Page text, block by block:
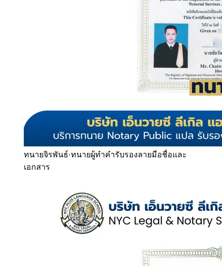
ทนายจิรพันธ์·ทนายผู้ทำคำรับรองลายมือชื่อและ
เอกสาร